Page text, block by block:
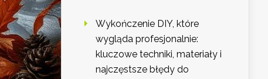
Wykończenie DIY, które
wygląda profesjonalnie:
kluczowe techniki, materiały i
najczęstsze błędy do